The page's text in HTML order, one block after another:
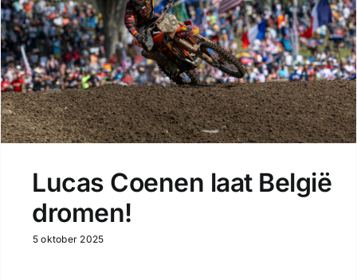
Lucas Coenen laat België
dromen!
5 oktober 2025